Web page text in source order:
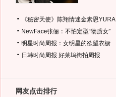
《秘密天使》陈翔情迷金素恩YURA
NewFace张俪：不怕定型“物质女”
明星时尚周报：女明星的欲望衣橱
日韩时尚周报 好莱坞街拍周报
网友点击排行